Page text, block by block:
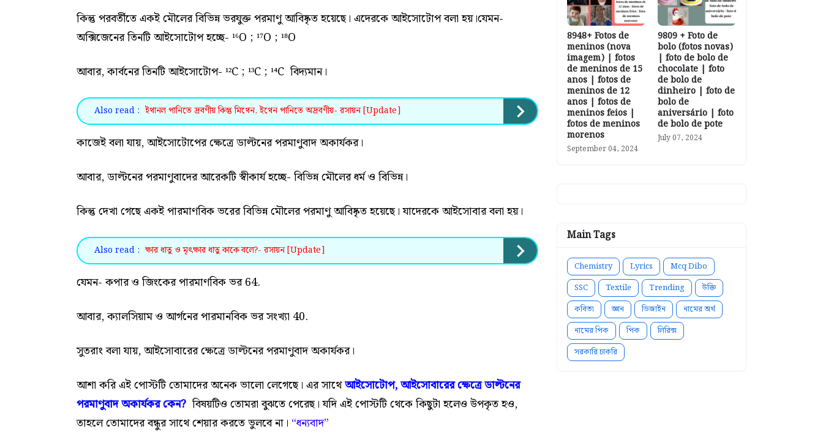
কিন্তু পরবর্তীতে একই মৌলের বিভিন্ন ভরযুক্ত পরমাণু আবিষ্কৃত হয়েছে। এদেরকে আইসোটোপ বলা হয়।যেমন-
অক্সিজেনের তিনটি আইসোটোপ হচ্ছে- ¹⁶O ; ¹⁷O ; ¹⁸O
আবার, কার্বনের তিনটি আইসোটোপ- ¹²C ; ¹³C ; ¹⁴C বিদ্যমান।
Also read : ইথানল পানিতে দ্রবণীয় কিন্তু মিথেন, ইথেন পানিতে অদ্রবণীয়- রসায়ন [Update]
কাজেই বলা যায়, আইসোটোপের ক্ষেত্রে ডাল্টনের পরমাণুবাদ অকার্যকর।
আবার, ডাল্টনের পরমাণুবাদের আরেকটি স্বীকার্য হচ্ছে- বিভিন্ন মৌলের ধর্ম ও বিভিন্ন।
কিন্তু দেখা গেছে একই পারমাণবিক ভরের বিভিন্ন মৌলের পরমাণু আবিষ্কৃত হয়েছে। যাদেরকে আইসোবার বলা হয়।
Also read : ক্ষার ধাতু ও মৃৎক্ষার ধাতু কাকে বলে?- রসায়ন [Update]
যেমন- কপার ও জিংকের পারমাণবিক ভর 64.
আবার, ক্যালসিয়াম ও আর্গনের পারমানবিক ভর সংখ্যা 40.
সুতরাং বলা যায়, আইসোবারের ক্ষেত্রে ডাল্টনের পরমাণুবাদ অকার্যকর।
আশা করি এই পোস্টটি তোমাদের অনেক ভালো লেগেছে। এর সাথেআইসোটোপ, আইসোবারের ক্ষেত্রে ডাল্টনের
পরমাণুবাদ অকার্যকর কেন? বিষয়টিও তোমরা বুঝতে পেরেছ। যদি এই পোস্টটি থেকে কিছুটা হলেও উপকৃত হও,
তাহলে তোমাদের বন্ধুর সাথে শেয়ার করতে ভুলবে না। “ধন্যবাদ”
8948+ Fotos de
meninos (nova
imagem) | fotos
de meninos de 15
anos | fotos de
meninos de 12
anos | fotos de
meninos feios |
fotos de meninos
morenos
September 04, 2024
9809 + Foto de
bolo (fotos novas)
| foto de bolo de
chocolate | foto
de bolo de
dinheiro | foto de
bolo de
aniversário | foto
de bolo de pote
July 07, 2024
Main Tags
Chemistry Lyrics
Mcq Dibo
SSC
Textile Trending
উক্তি
কবিতা
জ্ঞান ডিজাইন
নামের অর্থ
নামের পিক
পিক
লিরিক্স
সরকারি চাকরি